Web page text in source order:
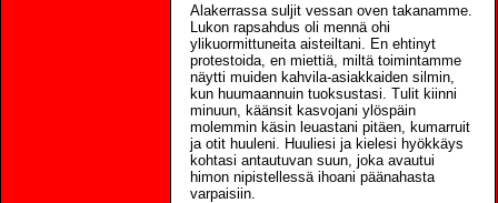
Alakerrassa suljit vessan oven takanamme.
Lukon rapsahdus oli mennä ohi
ylikuormittuneita aisteiltani. En ehtinyt
protestoida, en miettiä, miltä toimintamme
näytti muiden kahvila-asiakkaiden silmin,
kun huumaannuin tuoksustasi. Tulit kiinni
minuun, käänsit kasvojani ylöspäin
molemmin käsin leuastani pitäen, kumarruit
ja otit huuleni. Huuliesi ja kielesi hyökkäys
kohtasi antautuvan suun, joka avautui
himon nipistellessä ihoani päänahasta
varpaisiin.